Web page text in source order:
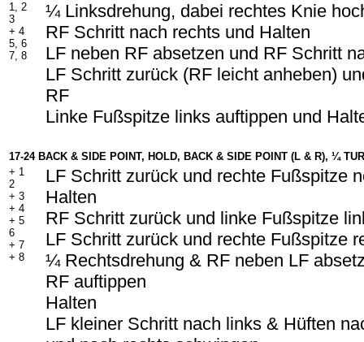
1, 2
3
+ 4
5, 6
7, 8
¼ Linksdrehung, dabei rechtes Knie
RF Schritt nach rechts und Halten
LF neben RF absetzen und RF Schritt
LF Schritt zurück (RF leicht anheben)
RF
Linke Fußspitze links auftippen und
17-24 BACK & SIDE POINT, HOLD, BACK & SIDE POINT (L & R), ¼
+ 1
2
+ 3
+ 4
+ 5
6
+ 7
+ 8
LF Schritt zurück und rechte Fußspitze
Halten
RF Schritt zurück und linke Fußspitze
LF Schritt zurück und rechte Fußspitze
¼ Rechtsdrehung & RF neben LF
RF auftippen
Halten
LF kleiner Schritt nach links & Hüften